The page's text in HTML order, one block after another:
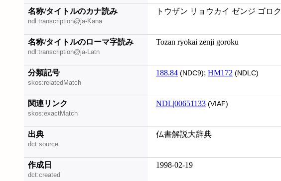
名称/タイトルのカナ読み
ndl:transcription@ja-Kana
トウザン リョウカイ ゼンジ ゴロク
名称/タイトルのローマ字読み
ndl:transcription@ja-Latn
Tozan ryokai zenji goroku
分類記号
skos:relatedMatch
188.84 (NDC9); HM172 (NDLC)
関連リンク
skos:exactMatch
NDL|00651133 (VIAF)
出典
dct:source
仏書解説大辞典
作成日
dct:created
1998-02-19